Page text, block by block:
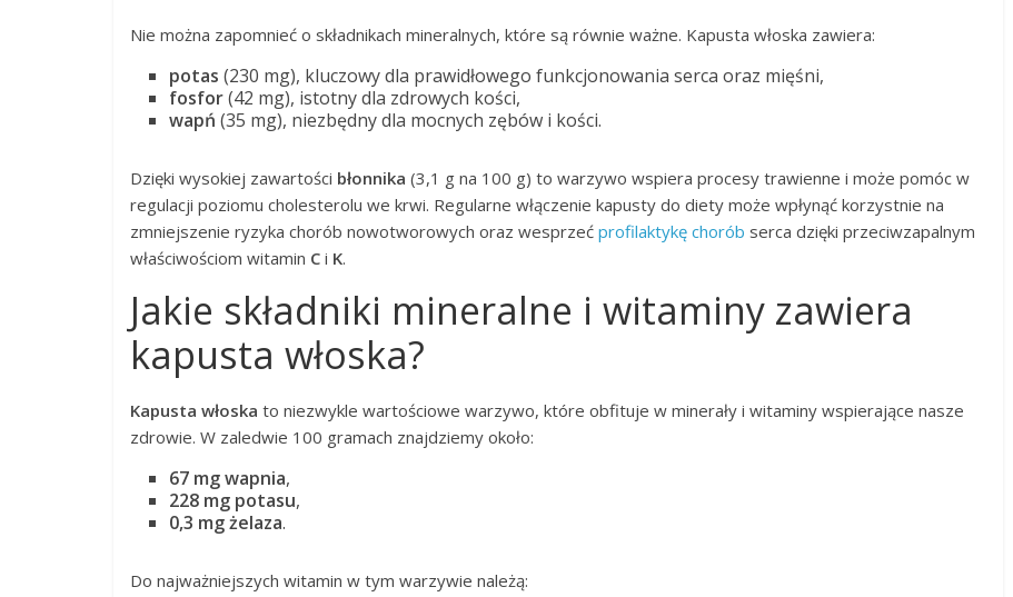
Nie można zapomnieć o składnikach mineralnych, które są równie ważne. Kapusta włoska zawiera:
potas (230 mg), kluczowy dla prawidłowego funkcjonowania serca oraz mięśni,
fosfor(42 mg), istotny dla zdrowych kości,
wapń (35 mg), niezbędny dla mocnych zębów i kości.
Dzięki wysokiej zawartości błonnika (3,1 g na 100 g) to warzywo wspiera procesy trawienne i może pomóc w
regulacji poziomu cholesterolu we krwi. Regularne włączenie kapusty do diety może wpłynąć korzystnie na
zmniejszenie ryzyka chorób nowotworowych oraz wesprzeć profilaktykę chorób serca dzięki przeciwzapalnym
właściwościom witamin C i K.
Jakie składniki mineralne i witaminy zawiera
kapusta włoska?
Kapusta włoska to niezwykle wartościowe warzywo, które obfituje w minerały i witaminy wspierające nasze
zdrowie. W zaledwie 100 gramach znajdziemy około:
67 mg wapnia,
228 mg potasu,
0,3 mg żelaza.
Do najważniejszych witamin w tym warzywie należą: